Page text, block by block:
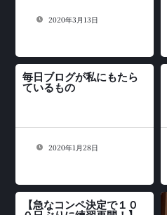
2020年3月13日
毎日ブログが私にもたら
ているもの
2020年1月28日
【急なコンペ決定で１０